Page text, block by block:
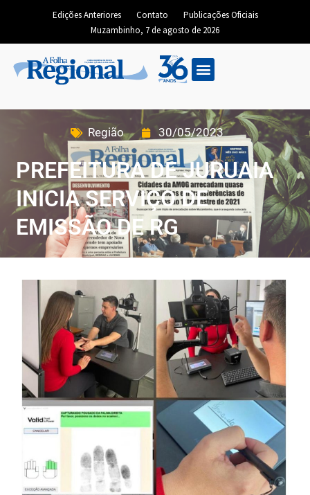
Edições Anteriores Contato
Publicações Oficiais
Muzambinho, 7 de agosto de 2026
Região 30/05/2023
PREFEITURA DE JURUAIA
INICIA SERVIÇO DE
EMISSÃO DE RG